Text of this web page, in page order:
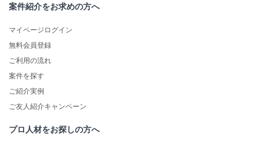
案件紹介をお求めの方へ
マイページログイン
無料会員登録
ご利用の流れ
案件を探す
ご紹介実例
ご友人紹介キャンペーン
プロ人材をお探しの方へ